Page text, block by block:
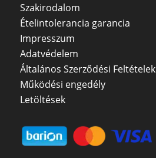
Szakirodalom
Ételintolerancia garancia
Impresszum
Adatvédelem
Általános Szerződési Feltételek
Működési engedély
Letöltések